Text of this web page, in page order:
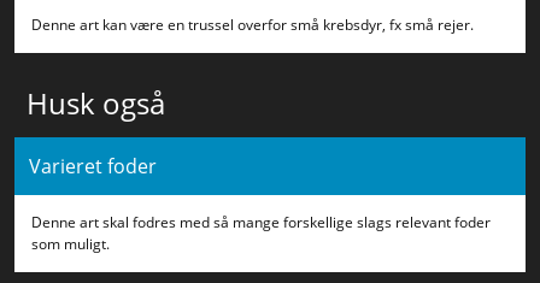
Denne art kan være en trussel overfor små krebsdyr, fx små rejer.
Husk også
Varieret foder
Denne art skal fodres med så mange forskellige slags relevant foder
som muligt.